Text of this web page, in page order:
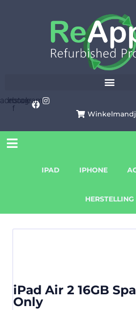
f
Instagram
IPAD IPHONE
HERSTELLING
iPad Air 2 16GB
Only